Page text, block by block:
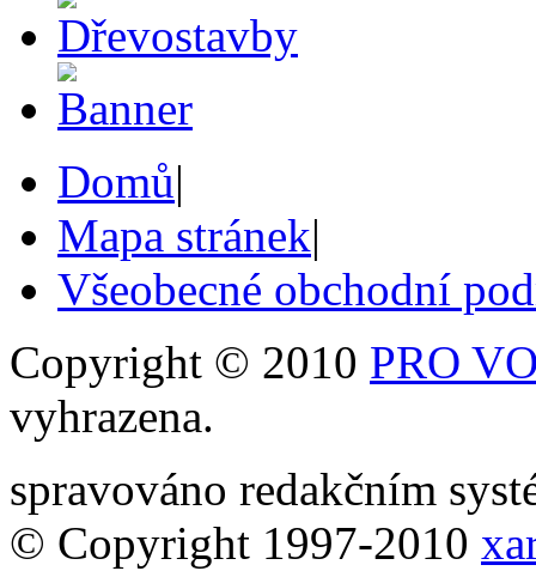
Domů|
Mapa stránek|
Všeobecné obchodní
Copyright © 2010 PRO
vyhrazena.
spravováno redakčním
© Copyright 1997-2010